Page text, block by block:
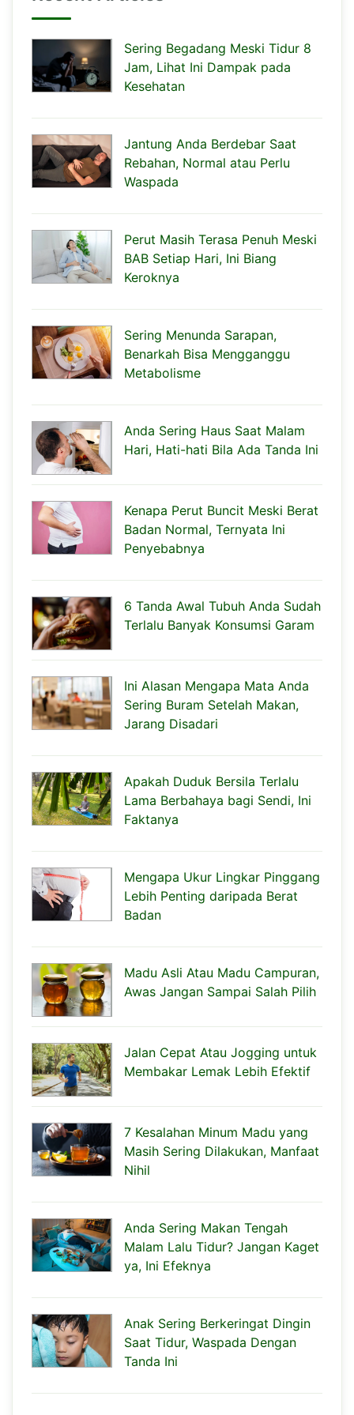
Sering Begadang Meski Tidur 8
Jam, Lihat Ini Dampak pada
Kesehatan
Jantung Anda Berdebar Saat
Rebahan, Normal atau Perlu
Waspada
Perut Masih Terasa Penuh Meski
BAB Setiap Hari, Ini Biang
Keroknya
Sering Menunda Sarapan,
Benarkah Bisa Mengganggu
Metabolisme
Anda Sering Haus Saat Malam
Hari, Hati-hati Bila Ada Tanda Ini
Kenapa Perut Buncit Meski Berat
Badan Normal, Ternyata Ini
Penyebabnya
6 Tanda Awal Tubuh Anda Sudah
Terlalu Banyak Konsumsi Garam
Ini Alasan Mengapa Mata Anda
Sering Buram Setelah Makan,
Jarang Disadari
Apakah Duduk Bersila Terlalu
Lama Berbahaya bagi Sendi, Ini
Faktanya
Mengapa Ukur Lingkar Pinggang
Lebih Penting daripada Berat
Badan
Madu Asli Atau Madu Campuran,
Awas Jangan Sampai Salah Pilih
Jalan Cepat Atau Jogging untuk
Membakar Lemak Lebih Efektif
7 Kesalahan Minum Madu yang
Masih Sering Dilakukan, Manfaat
Nihil
Anda Sering Makan Tengah
Malam Lalu Tidur? Jangan Kaget
ya, Ini Efeknya
Anak Sering Berkeringat Dingin
Saat Tidur, Waspada Dengan
Tanda Ini